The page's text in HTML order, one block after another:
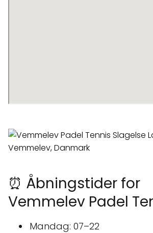
⏰ Åbningstider for
Vemmelev Padel
Mandag: 07–22